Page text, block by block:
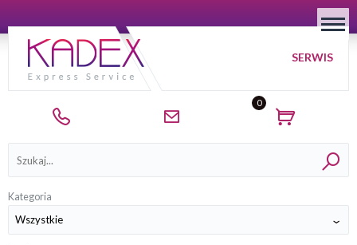
0
SERWIS
Kategoria
Kategorie